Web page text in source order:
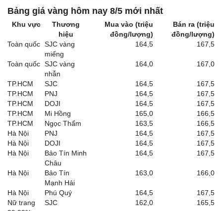
Bảng giá vàng hôm nay 8/5 mới nhất
Khu vực
Thương
hiệu
Mua vào (triệu
đồng/lượng)
Bán ra (triệu
đồng/lượng)
Toàn quốc SJC vàng
miếng
164,5 167,5
Toàn quốc SJC vàng
nhẫn
164,0 167,0
TP.HCM SJC 164,5
167,5
TP.HCM
PNJ 164,5
167,5
TP.HCM
DOJI 164,5
167,5
TP.HCM
Mi Hồng 165,0
166,5
TP.HCM
Ngọc Thẩm 163,5
166,5
Hà Nội
PNJ 164,5
167,5
Hà Nội
DOJI 164,5
167,5
Hà Nội
Bảo Tín Minh
Châu
164,5 167,5
Hà Nội
Bảo Tín
Mạnh Hải
163,0 166,0
Hà Nội Phú Quý 164,5
167,5
Nữ trang
SJC 162,0 165,5